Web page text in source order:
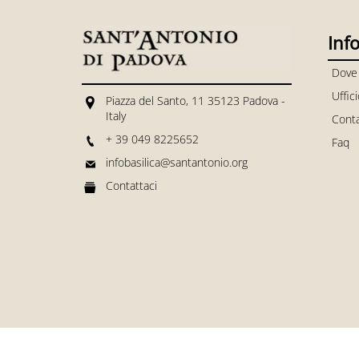
Piazza del Santo, 11 35123 Padova -
Italy
+ 39 049 8225652
infobasilica@santantonio.org
Contattaci
Faq